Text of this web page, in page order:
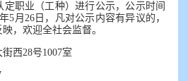
职业（工种）进行公示，公示时间
5月26日，凡对公示内容有异议的，
，欢迎全社会监督。
西28号1007室